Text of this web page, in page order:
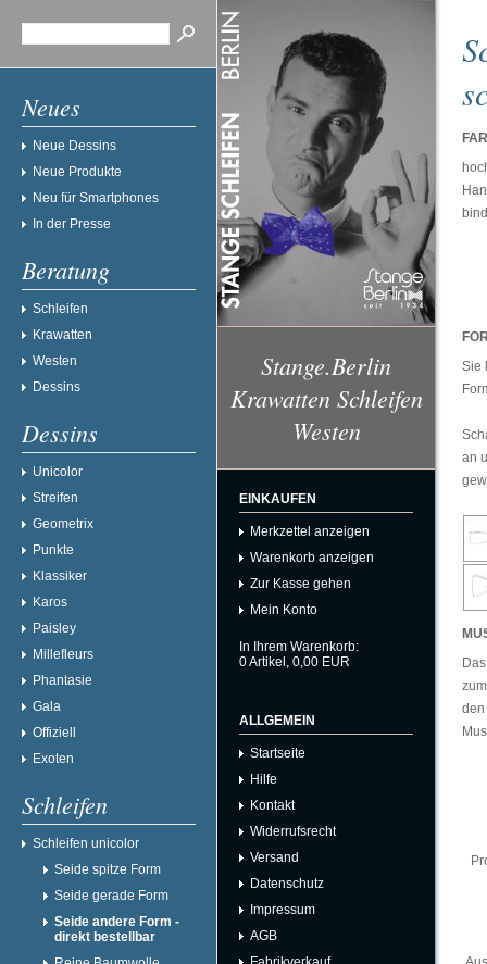
Neues
Neue Dessins
Neue Produkte
Neu für Smartphones
In der Presse
Beratung
Schleifen
Krawatten
Westen
Dessins
Dessins
Unicolor
Streifen
Geometrix
Punkte
Klassiker
Karos
Paisley
Millefleurs
Phantasie
Gala
Offiziell
Exoten
Schleifen
Schleifen unicolor
Seide spitze Form
Seide gerade Form
Seide andere Form -
direkt bestellbar
Stange.Berlin
Krawatten Schleifen
Westen
EINKAUFEN
Merkzettel anzeigen
Warenkorb anzeigen
Zur Kasse gehen
Mein Konto
In Ihrem Warenkorb:
0Artikel, 0,00 EUR
ALLGEMEIN
Startseite
Hilfe
Kontakt
Widerrufsrecht
Versand
Datenschutz
Impressum
AGB
Sie
an
den